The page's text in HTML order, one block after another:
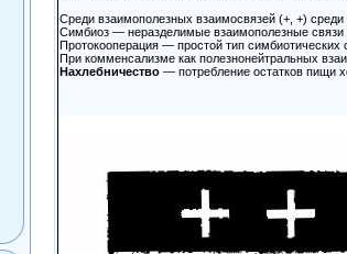
Среди взаимополезных взаимосвязей (+, +)
Симбиоз — неразделимые взаимополезные связи
Протокооперация — простой тип
При комменсализме как полезнонейтральных
Нахлебничество — потребление остатков пищи